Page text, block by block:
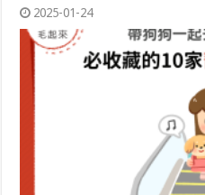
2025-01-24